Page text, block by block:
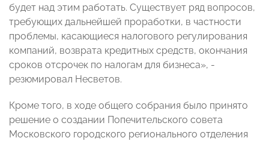
будет над этим работать. Существует ряд вопросов,
требующих дальнейшей проработки, в частности
проблемы, касающиеся налогового регулирования
компаний, возврата кредитных средств, окончания
сроков отсрочек по налогам для бизнеса», -
резюмировал Несветов.
Кроме того, в ходе общего собрания было принято
решение о создании Попечительского совета
Московского городского регионального отделения